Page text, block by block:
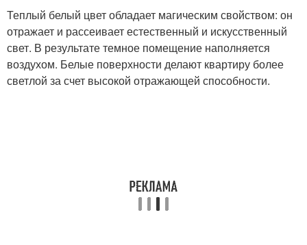
Теплый белый цвет обладает магическим свойством: он
отражает и рассеивает естественный и искусственный
свет. В результате темное помещение наполняется
воздухом. Белые поверхности делают квартиру более
светлой за счет высокой отражающей способности.